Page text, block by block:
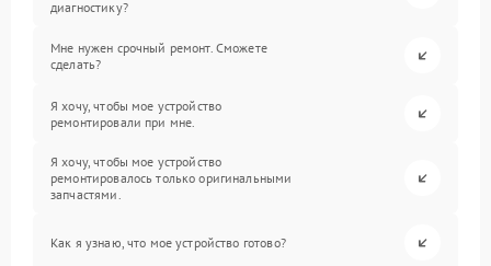
диагностику?
Мне нужен срочный ремонт. Сможете
сделать?
Я хочу, чтобы мое устройство
ремонтировали при мне.
Я хочу, чтобы мое устройство
ремонтировалось только оригинальными
запчастями.
Как я узнаю, что мое устройство готово?